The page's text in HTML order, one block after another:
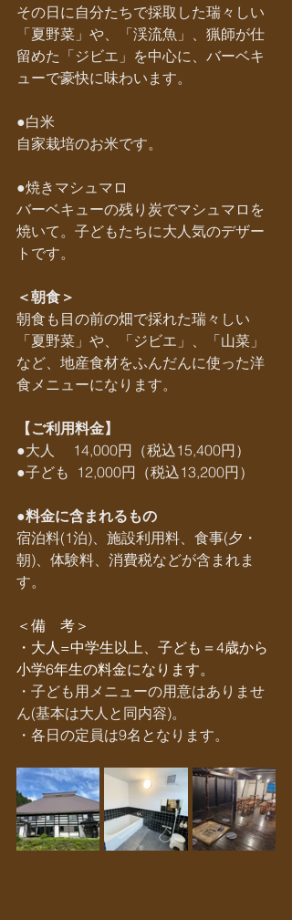
その日に自分たちで採取した瑞々しい
「夏野菜」や、「渓流魚」、猟師が仕
留めた「ジビエ」を中心に、バーベキ
ューで豪快に味わいます。
●白米
自家栽培のお米です。
●焼きマシュマロ
バーベキューの残り炭でマシュマロを
焼いて。子どもたちに大人気のデザー
トです。
＜朝食＞
朝食も目の前の畑で採れた瑞々しい
「夏野菜」や、「ジビエ」、「山菜」
など、地産食材をふんだんに使った洋
食メニューになります。
【ご利用料金】
●大人     14,000円（税込15,400円）
●子ども  12,000円（税込13,200円）
●料金に含まれるもの
宿泊料(1泊)、施設利用料、食事(夕・
朝)、体験料、消費税などが含まれま
す。
＜備　考＞
・大人=中学生以上、子ども＝4歳から
小学6年生の料金になります。
・子ども用メニューの用意はありませ
ん(基本は大人と同内容)。
・各日の定員は9名となります。